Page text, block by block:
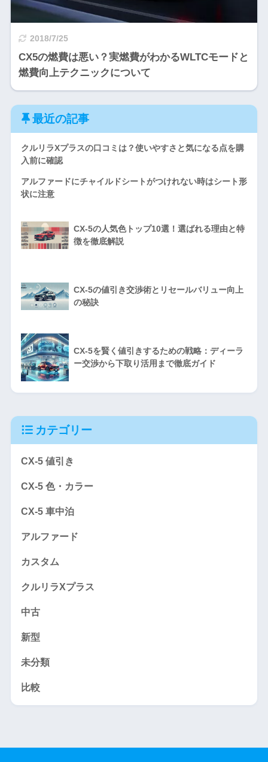
2018/7/25
CX5の燃費は悪い？実燃費がわかるWLTCモードと
燃費向上テクニックについて
最近の記事
クルリラXプラスの口コミは？使いやすさと気になる点を購
入前に確認
アルファードにチャイルドシートがつけれない時はシート形
状に注意
CX-5の人気色トップ10選！選ばれる理由と特
徴を徹底解説
CX-5の値引き交渉術とリセールバリュー向上
の秘訣
CX-5を賢く値引きするための戦略：ディーラ
ー交渉から下取り活用まで徹底ガイド
カテゴリー
CX-5 値引き
CX-5 色・カラー
CX-5 車中泊
アルファード
カスタム
クルリラXプラス
中古
新型
未分類
比較